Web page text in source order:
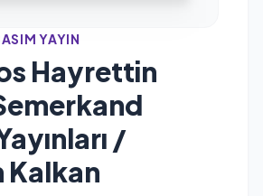
YAYIN
Hayrettin
/
Kalkan